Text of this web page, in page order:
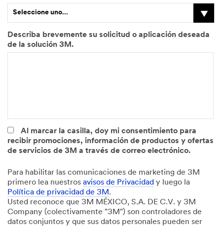
p
e
s
t
o
n
a
l
)
O
r
a
i
n
a
(
O
p
i
o
n
a
l
)
Seleccione uno...
Describa brevemente su solicitud o aplicación deseada
de la solución 3M.
Al marcar la casilla, doy mi consentimiento para
recibir promociones, información de productos y ofertas
de servicios de 3M a través de correo electrónico.
Para habilitar las comunicaciones de marketing de 3M
primero lea nuestros avisos de Privacidad y luego la
Política de privacidad de 3M.
Usted reconoce que 3M MÉXICO, S.A. DE C.V. y 3M
Company (colectivamente "3M") son controladores de
datos conjuntos y que sus datos personales pueden ser